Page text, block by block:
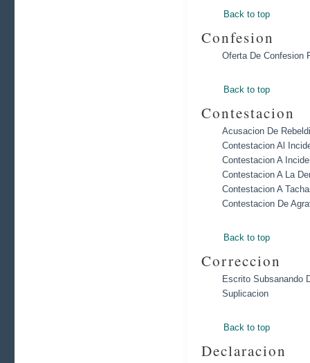
Back to top
Confesion
Oferta De Confesion
Back to top
Contestacion
Acusacion De
Contestacion Al
Contestacion A
Contestacion A La
Contestacion A
Contestacion De
Back to top
Correccion
Escrito Subsanando
Suplicacion
Back to top
Declaracion